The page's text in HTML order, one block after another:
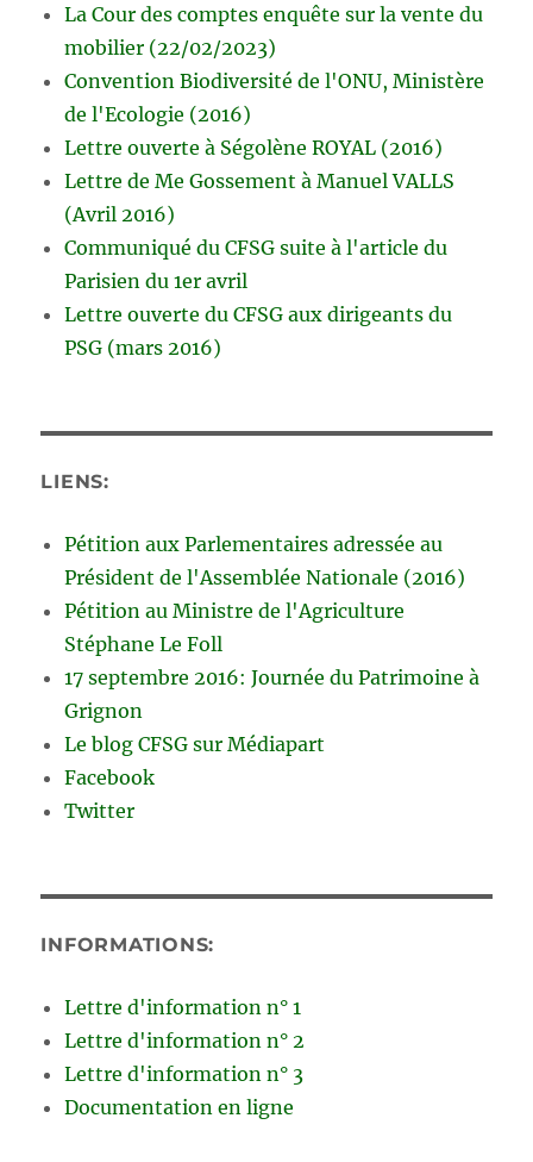
La Cour des comptes enquête sur la vente du
mobilier (22/02/2023)
Convention Biodiversité de l'ONU, Ministère
de l'Ecologie (2016)
Lettre ouverte à Ségolène ROYAL (2016)
Lettre de Me Gossement à Manuel VALLS
(Avril 2016)
Communiqué du CFSG suite à l'article du
Parisien du 1er avril
Lettre ouverte du CFSG aux dirigeants du
PSG (mars 2016)
LIENS:
Pétition aux Parlementaires adressée au
Président de l'Assemblée Nationale (2016)
Pétition au Ministre de l'Agriculture
Stéphane Le Foll
17 septembre 2016: Journée du Patrimoine à
Grignon
Le blog CFSG sur Médiapart
Facebook
Twitter
INFORMATIONS:
Lettre d'information n° 1
Lettre d'information n° 2
Lettre d'information n° 3
Documentation en ligne